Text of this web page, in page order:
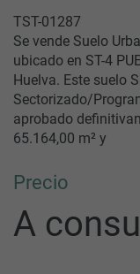
TST-01287
Se vende Suelo
ubicado en ST-4
Huelva. Este suelo
Sectorizado/
aprobado
65.164,00 m² y
Precio
A